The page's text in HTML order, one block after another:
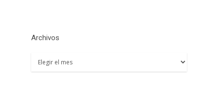
Archivos
Archivos